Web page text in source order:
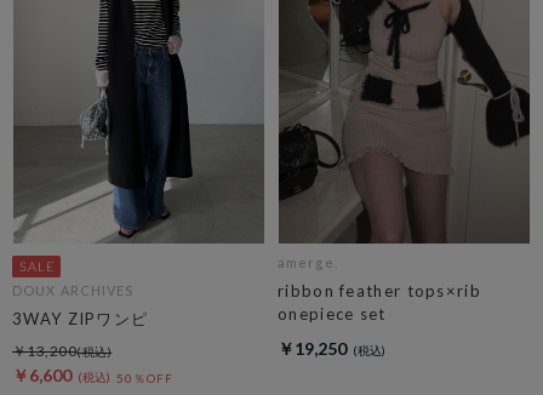
DOUX ARCHIVES
3WAY ZIPワンピ
￥6,600 50％OFF
￥13,200
amerge.
ribbon feather tops×rib
onepiece set
￥19,250